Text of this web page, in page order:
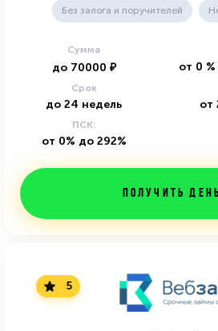
Без залога и поручителей
Сумма
до 70000 ₽ от 0 %
Срок
до 24 недель от
ПСК:
от 0% до 292%
Получить
5